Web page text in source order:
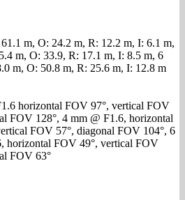
m, O: 24.2 m, R: 12.2 m, I: 6.1 m,
m, O: 33.9, R: 17.1 m, I: 8.5 m, 6
m, O: 50.8 m, R: 25.6 m, I: 12.8 m
horizontal FOV 97°, vertical FOV
FOV 128°, 4 mm @ F1.6, horizontal
FOV 57°, diagonal FOV 104°, 6
horizontal FOV 49°, vertical FOV
FOV 63°